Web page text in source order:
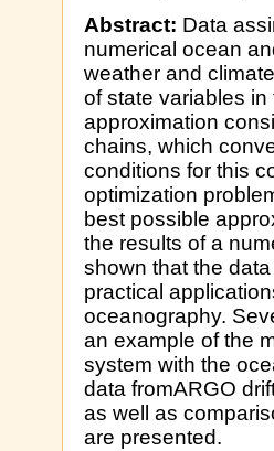
Abstract: Data
numerical ocean
weather and
of state variables
approximation
chains, which
conditions for this
optimization
best possible
the results of a
shown that the
practical
oceanography.
an example of the
system with the
data fromARGO
as well as
are presented.